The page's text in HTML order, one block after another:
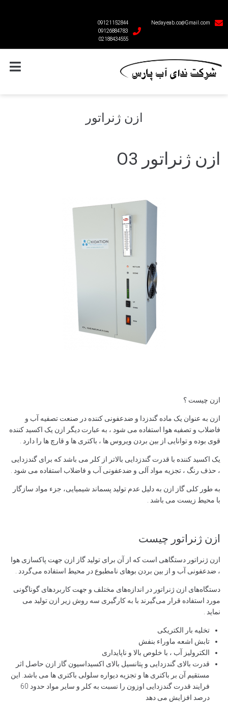
Nedayeab.co@Gmail.com
09121152844
09126884783
02188434555
ازن ژنراتور
ازن ژنراتور O3
ازن چیست ؟
ازن به عنوان یک ماده گندزدا و ضدعفونی کننده در صنعت تصفیه آب و
فاضلاب و تصفیه هوا استفاده می شود ، به عبارت دیگر ازن یک اکسید کننده
قوی بوده و توانایی از بین بردن ویروس ها ، باکتری ها و قارچ ها را دارد .
یک اکسید کننده با قدرت گندزدایی بالاتر از کلر می باشد که برای گندزدایی
، حذف رنگ ، تجزیه مواد آلی و ضدعفونی آب و فاضلاب استفاده می شود .
به طور کلی گاز ازن به دلیل عدم تولید پسماند شیمیایی، جزء مواد سازگار
با محیط زیست می باشد .
ازن ژنراتور چیست
ازن ژنراتور دستگاهی است که از آن برای تولید گاز ازن جهت پاکسازی هوا
، ضدعفونی آب و از بین بردن بوهای نامطبوع در محیط استفاده می‌گردد .
دستگاه‌های ازن ژنراتور در اندازه‌های مختلف و جهت کاربردهای گوناگونی
مورد استفاده قرار می‌گیرند با به کارگیری سه روش زیر ازن تولید می
نماید .
تخلیه بار الکتریکی
تابش اشعه ماوراء بنفش
الکترولیز آب ، با خلوص بالا و ناپایداری
قدرت بالای گندزدایی و پتانسیل بالای اکسیداسیون گاز ازن حاصل اثر
مستقیم آن بر باکتری ها و تجزیه دیواره سلولی باکتری ها می باشد. این
فرایند قدرت گندزدایی اوزون را نسبت به کلر و سایر مواد حدود 60
درصد افزایش می دهد